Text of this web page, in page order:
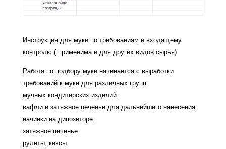
Инструкция для муки по требованиям и входящему
контролю.( применима и для других видов сырья)
Работа по подбору муки начинается с выработки
требований к муке для различных групп
мучных кондитерских изделий:
вафли и затяжное печенье для дальнейшего нанесения
начинки на дипозиторе:
затяжное печенье
рулеты, кексы